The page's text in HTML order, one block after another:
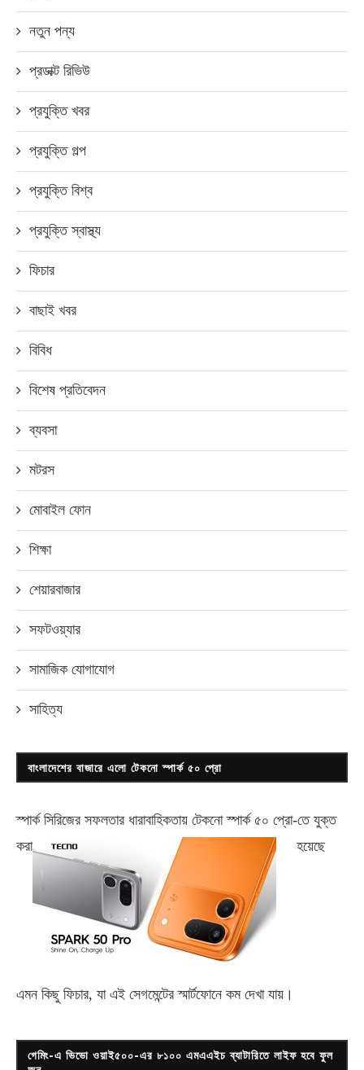
নতুন পন্য
প্রডাক্ট রিভিউ
প্রযুক্তি খবর
প্রযুক্তি গল্প
প্রযুক্তি বিশ্ব
প্রযুক্তি স্বাস্থ্য
ফিচার
বাছাই খবর
বিবিধ
বিশেষ প্রতিবেদন
ব্যবসা
মটরস
মোবাইল ফোন
শিক্ষা
শেয়ারবাজার
সফটওয়্যার
সামাজিক যোগাযোগ
সাহিত্য
বাংলাদেশের বাজারে এলো টেকনো স্পার্ক ৫০ প্রো
স্পার্ক সিরিজের সফলতার ধারাবাহিকতায় টেকনোস্পার্ক ৫০ প্রো-তে যুক্ত
করা
হয়েছে
এমন কিছু ফিচার, যা এই সেগমেন্টের স্মার্টফোনে কম দেখা যায়।
গেমিং-এ ভিভো ওয়াই৫০০-এর ৮১০০ এমএএইচ ব্যাটারিতে লাইফ হবে ফুল